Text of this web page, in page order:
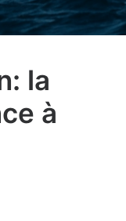
la
à